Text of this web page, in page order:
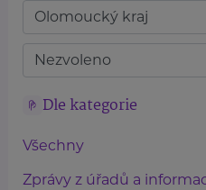
Dle kategorie
Všechny
Zprávy z úřadů a